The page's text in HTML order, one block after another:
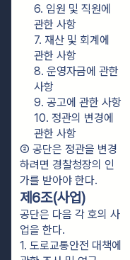
6. 임원 및 직원에
관한 사항
7. 재산 및 회계에
관한 사항
8. 운영자금에 관한
사항
9. 공고에 관한 사항
10. 정관의 변경에
관한 사항
② 공단은 정관을 변경
하려면 경찰청장의 인
가를 받아야 한다.
제6조(사업)
공단은 다음 각 호의 사
업을 한다.
1. 도로교통안전 대책에